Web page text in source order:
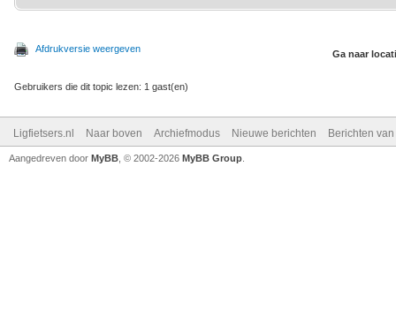
Afdrukversie weergeven Ga naar
Gebruikers die dit topic lezen: 1 gast(en)
Ligfietsers.nl Naar boven Archiefmodus Nieuwe berichten Berichten
Aangedreven door MyBB , © 2002-2026 MyBB Group